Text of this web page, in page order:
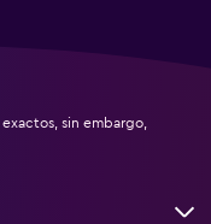
sin embargo,